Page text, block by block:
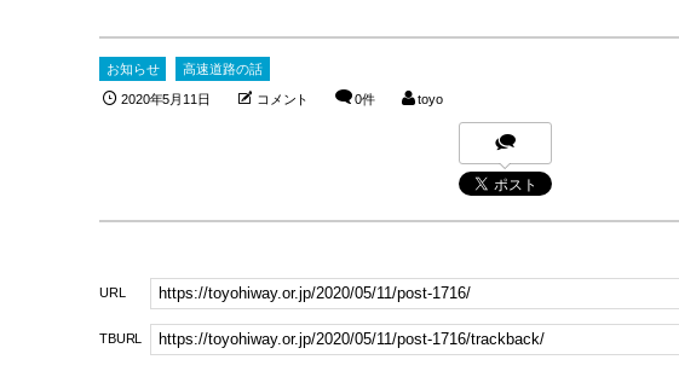
お知らせ 高速道路の話
2020年5月11日 コメント 0件 toyo
URL
TBURL